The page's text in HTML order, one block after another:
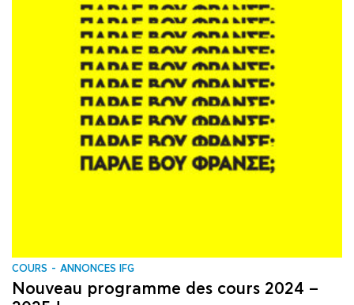
COURS ANNONCES IFG
Nouveau programme des cours 2024 –